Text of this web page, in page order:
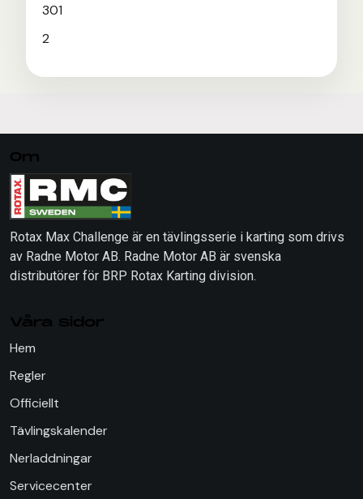
301
2
Om
Rotax Max Challenge är en tävlingsserie i karting som drivs
av Radne Motor AB. Radne Motor AB är svenska
distributörer för BRP Rotax Karting division.
Våra sidor
Hem
Regler
Officiellt
Tävlingskalender
Nerladdningar
Servicecenter